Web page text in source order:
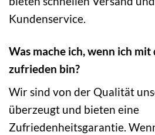
Kundenservice.
Was mache ich, wenn ich
zufrieden bin?
Wir sind von der Qualität
überzeugt und bieten eine
Zufriedenheitsgarantie.